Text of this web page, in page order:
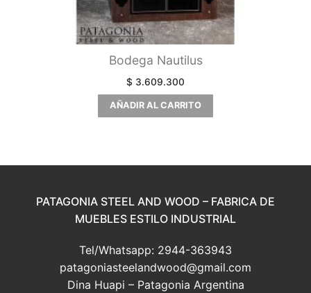
Bodega Nautilus
$ 3.609.300
AÑADIR AL CARRITO
PATAGONIA STEEL AND WOOD – FABRICA DE
MUEBLES ESTILO INDUSTRIAL
Tel/Whatsapp: 2944-363943
patagoniasteelandwood@gmail.com
Dina Huapi – Patagonia Argentina